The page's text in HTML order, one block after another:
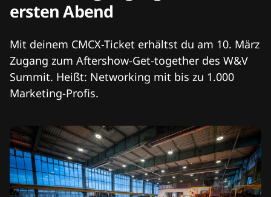
ersten Abend
Mit deinem CMCX-Ticket erhältst du am 10. März
Zugang zum Aftershow-Get-together des W&V
Summit. Heißt: Networking mit bis zu 1.000
Marketing-Profis.